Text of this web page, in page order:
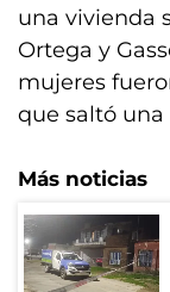
una vivienda
Ortega y
mujeres
que saltó una
Más noticias